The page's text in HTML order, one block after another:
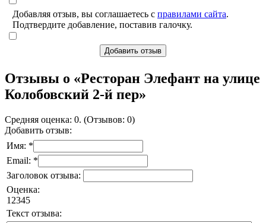
Добавляя отзыв, вы соглашаетесь с правилами сайта.
Подтвердите добавление, поставив галочку.
Добавить отзыв
Отзывы о «Ресторан Элефант на улице
Колобовский 2-й пер»
Средняя оценка: 0. (Отзывов: 0)
Добавить отзыв:
Имя: *
Email: *
Заголовок отзыва:
Оценка:
1 2345
Текст отзыва: